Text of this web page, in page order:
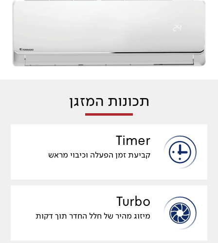
תכונות המזגן
Timer
קביעת זמן הפעלה וכיבוי מראש
Turbo
מיזוג מהיר של חלל החדר תוך דקות